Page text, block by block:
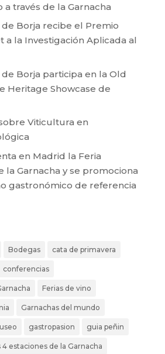
través de la Garnacha
de Borja recibe el Premio
a la Investigación Aplicada al
de Borja participa en la Old
Heritage Showcase de
Viticultura en
en Madrid la Feria
la Garnacha y se promociona
gastronómico de referencia
Bodegas cata de primavera
conferencias
Ferias de vino
Garnachas del mundo
gastropasion guia peñin
4 estaciones de la Garnacha